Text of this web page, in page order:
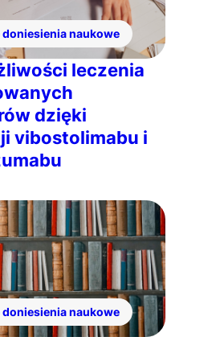
naukowe
leczenia
dzięki
vibostolimabu i
naukowe